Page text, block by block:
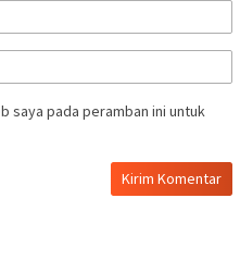
saya pada peramban ini untuk